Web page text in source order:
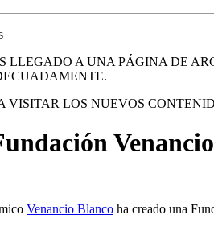
LLEGADO A UNA PÁGINA DE
VISITAR LOS NUEVOS
Venancio Blanco ha creado una